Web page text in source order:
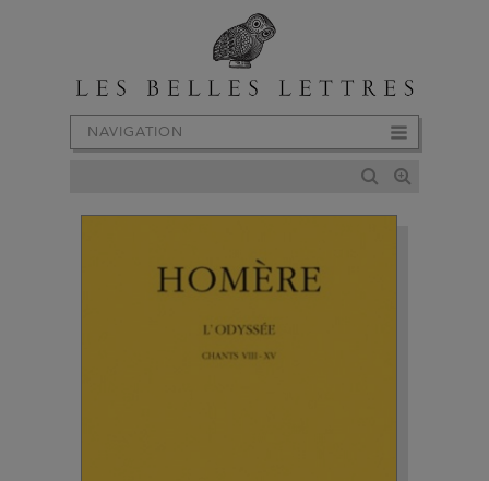
NAVIGATION